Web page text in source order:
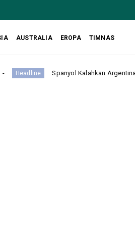
AUSTRALIA EROPA TIMNAS
Spanyol Kalahkan Argentina 1-0 Lewat